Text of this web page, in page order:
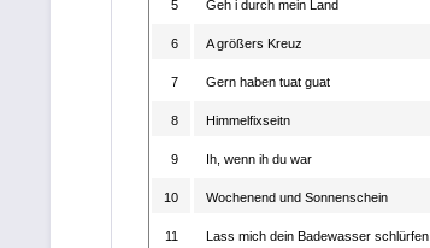
5 Geh i durch mein Land
6 A größers Kreuz
7 Gern haben tuat guat
8 Himmelfixseitn
9 Ih, wenn ih du war
10 Wochenend und Sonnenschein
11 Lass mich dein Badewasser schlürfen